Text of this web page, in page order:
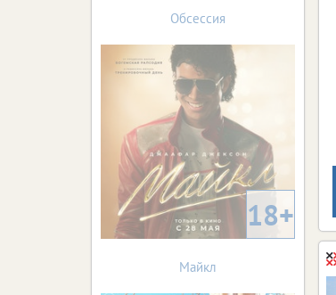
Обсессия
18+
Майкл